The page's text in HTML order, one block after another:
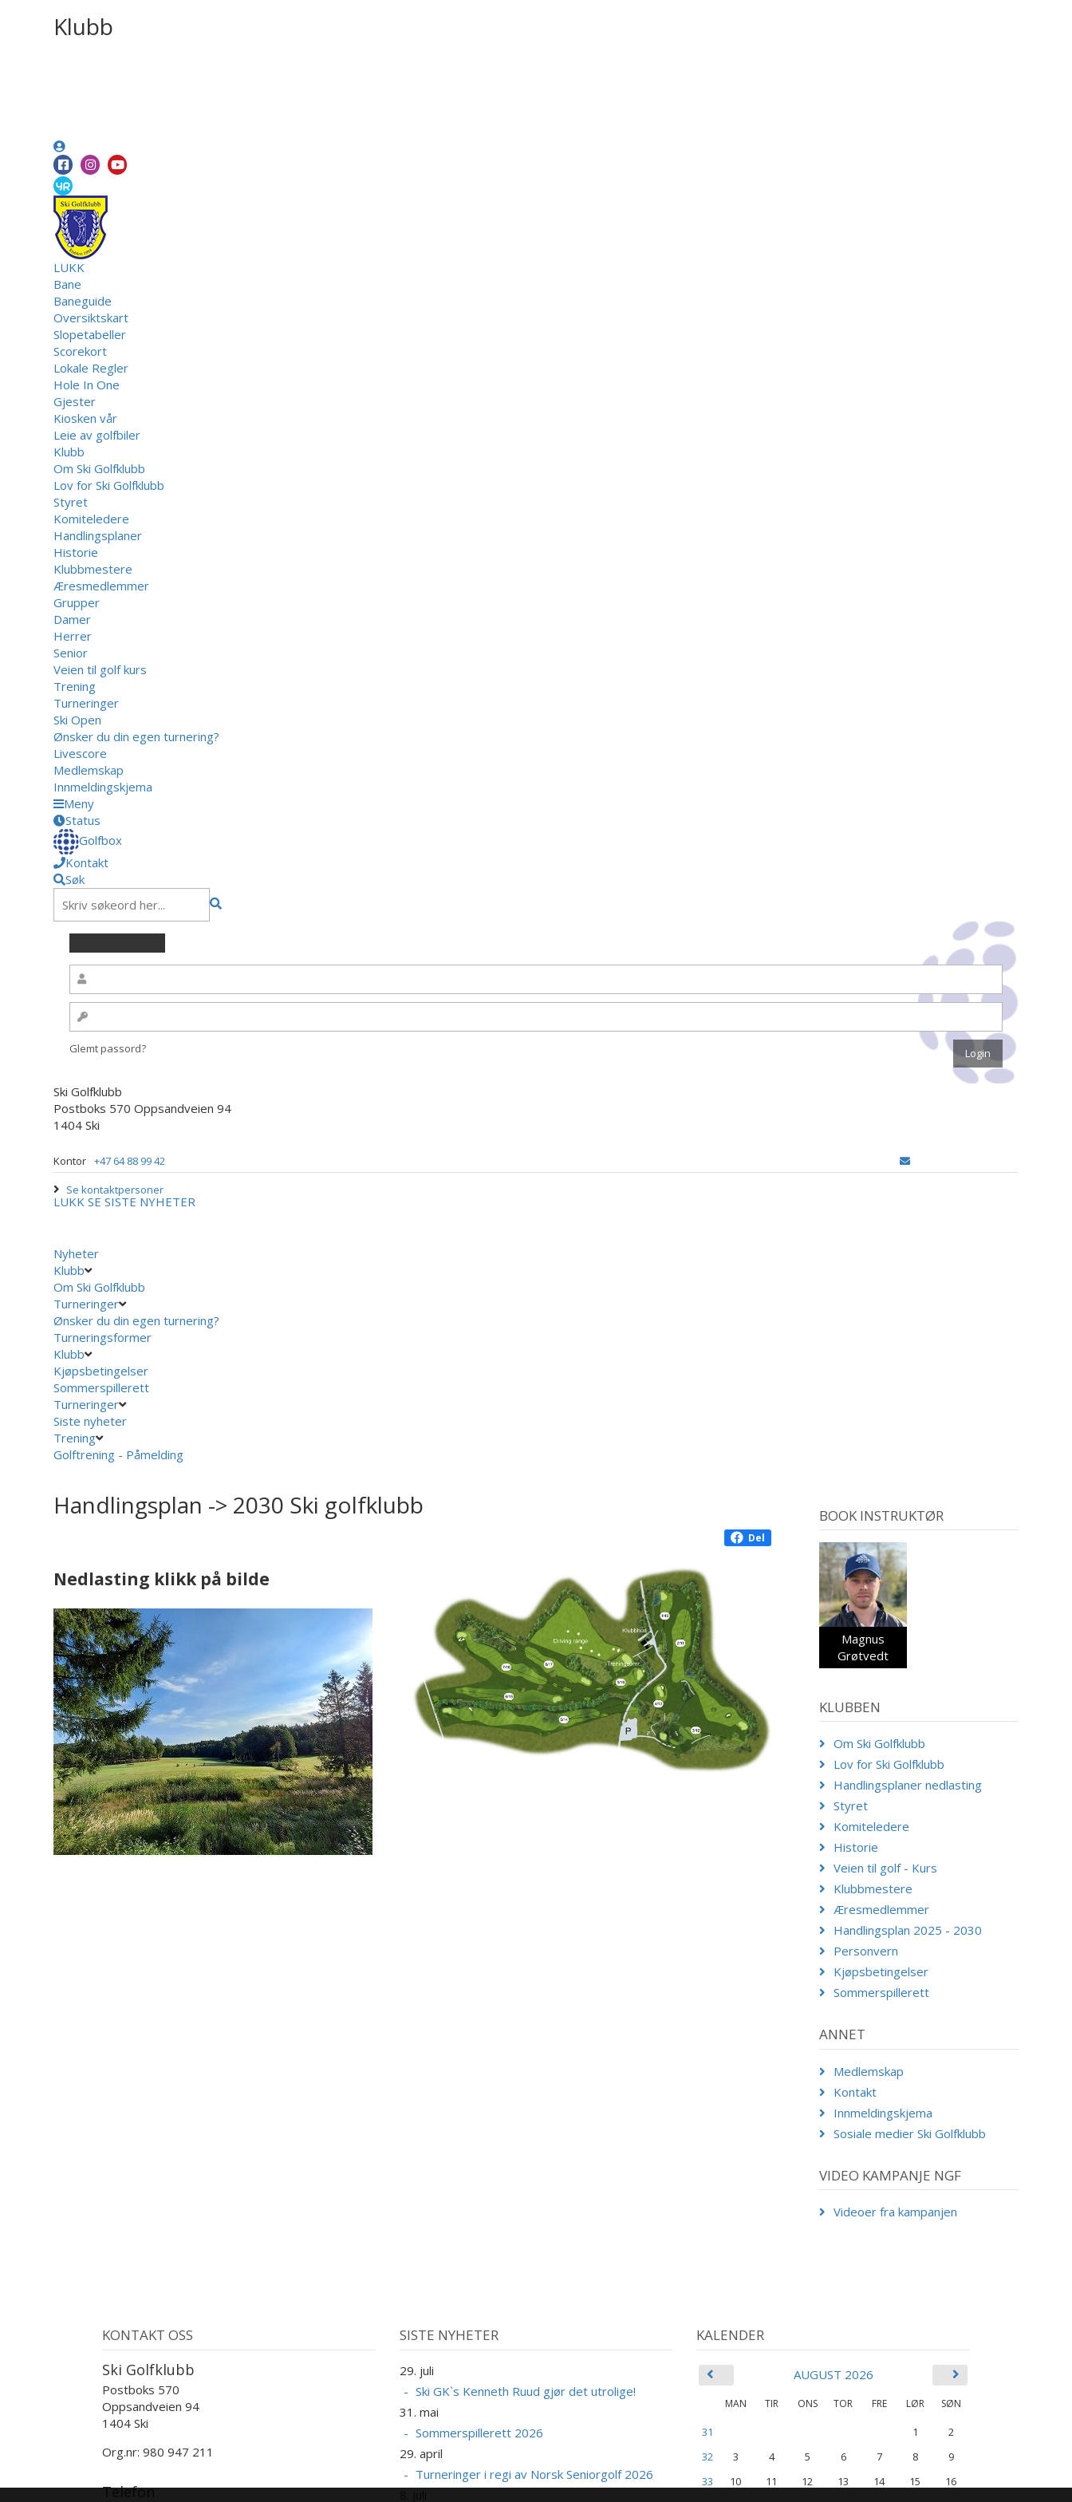
Klubb
LUKK
Bane
Baneguide
Oversiktskart
Slopetabeller
Scorekort
Lokale Regler
Hole In One
Gjester
Kiosken vår
Leie av golfbiler
Klubb
Om Ski Golfklubb
Lov for Ski Golfklubb
Styret
Komiteledere
Handlingsplaner
Historie
Klubbmestere
Æresmedlemmer
Grupper
Damer
Herrer
Senior
Veien til golf kurs
Trening
Turneringer
Ski Open
Ønsker du din egen turnering?
Livescore
Medlemskap
Innmeldingskjema
Meny
Status
Golfbox
Kontakt
Søk
Glemt passord?
Ski Golfklubb
Postboks 570 Oppsandveien 94
1404 Ski
Kontor +47 64 88 99 42
Se kontaktpersoner
LUKK SE SISTE NYHETER
Nyheter
Klubb
Om Ski Golfklubb
Turneringer
Ønsker du din egen turnering?
Turneringsformer
Klubb
Kjøpsbetingelser
Sommerspillerett
Turneringer
Siste nyheter
Trening
Golftrening - Påmelding
Handlingsplan -> 2030 Ski golfklubb
Del
Nedlasting klikk på bilde
BOOK INSTRUKTØR
Magnus
Grøtvedt
KLUBBEN
Om Ski Golfklubb
Lov for Ski Golfklubb
Handlingsplaner nedlasting
Styret
Komiteledere
Historie
Veien til golf - Kurs
Klubbmestere
Æresmedlemmer
Handlingsplan 2025 - 2030
Personvern
Kjøpsbetingelser
Sommerspillerett
ANNET
Medlemskap
Kontakt
Innmeldingskjema
Sosiale medier Ski Golfklubb
VIDEO KAMPANJE NGF
Videoer fra kampanjen
KONTAKT OSS
Ski Golfklubb
Postboks 570
Oppsandveien 94
1404 Ski
Org.nr: 980 947 211
Telefon
SISTE NYHETER
29. juli
Ski GK`s Kenneth Ruud gjør det utrolige!
31. mai
Sommerspillerett 2026
29. april
Turneringer i regi av Norsk Seniorgolf 2026
KALENDER
AUGUST 2026
MAN TIR ONS TOR FRE LØR SØN
31 1
2
32
3 4 5 6 7 8
9
33
10 11 12 13 14 15
16